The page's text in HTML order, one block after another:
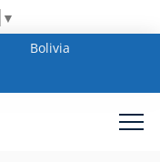
▼
Bolivia